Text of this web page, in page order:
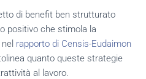
di benefit ben strutturato
positivo che stimola la
rapporto di Censis-Eudaimon
quanto queste strategie
al lavoro.